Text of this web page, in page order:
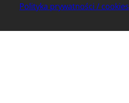
Polityka prywatności / cookies